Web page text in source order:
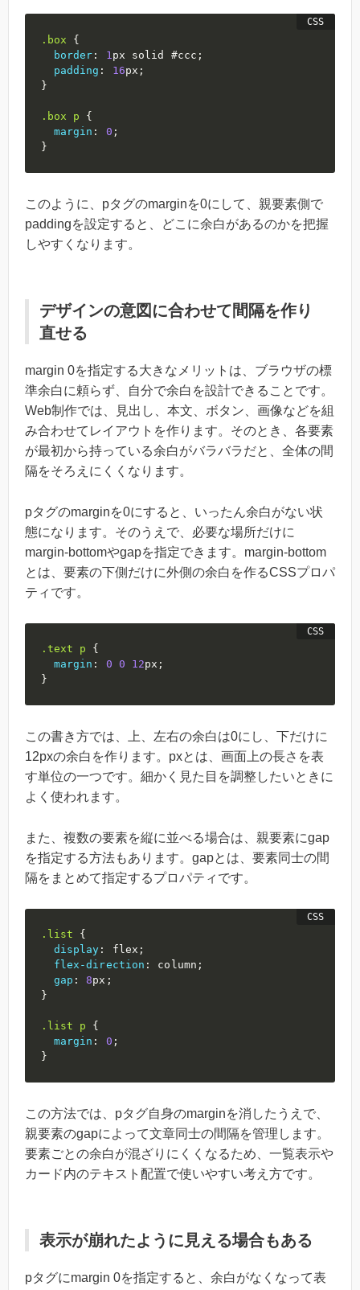
.box
{
border : 1px solid #ccc ;
padding : 16px ;
}
.box p
{
margin : 0 ;
}
このように、pタグのmarginを0にして、親要素側で
paddingを設定すると、どこに余白があるのかを把握
しやすくなります。
デザインの意図に合わせて間隔を作り
直せる
margin 0を指定する大きなメリットは、ブラウザの標
準余白に頼らず、自分で余白を設計できることです。
Web制作では、見出し、本文、ボタン、画像などを組
み合わせてレイアウトを作ります。そのとき、各要素
が最初から持っている余白がバラバラだと、全体の間
隔をそろえにくくなります。
pタグのmarginを0にすると、いったん余白がない状
態になります。そのうえで、必要な場所だけに
margin-bottomやgapを指定できます。margin-bottom
とは、要素の下側だけに外側の余白を作るCSSプロパ
ティです。
.text p
{
margin : 0 0 12px ;
}
この書き方では、上、左右の余白は0にし、下だけに
12pxの余白を作ります。pxとは、画面上の長さを表
す単位の一つです。細かく見た目を調整したいときに
よく使われます。
また、複数の要素を縦に並べる場合は、親要素にgap
を指定する方法もあります。gapとは、要素同士の間
隔をまとめて指定するプロパティです。
.list
{
display : flex ;
flex-direction : column ;
gap : 8px ;
}
.list p
{
margin : 0 ;
}
この方法では、pタグ自身のmarginを消したうえで、
親要素のgapによって文章同士の間隔を管理します。
要素ごとの余白が混ざりにくくなるため、一覧表示や
カード内のテキスト配置で使いやすい考え方です。
表示が崩れたように見える場合もある
pタグにmargin 0を指定すると、余白がなくなって表